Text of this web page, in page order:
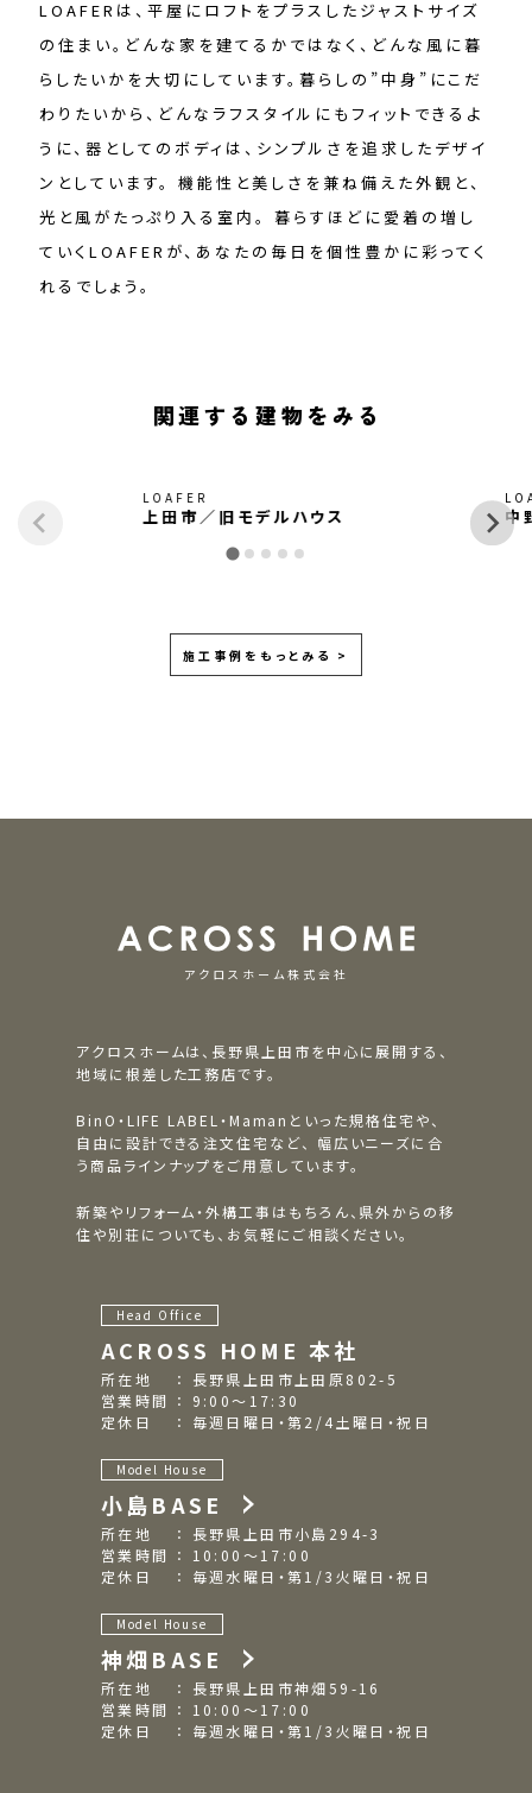
LOAFERは、平屋にロフトをプラスしたジャストサイズ
の住まい。どんな家を建てるかではなく、どんな風に暮
らしたいかを大切にしています。暮らしの”中身”にこだ
わりたいから、どんなラフスタイルにもフィットできるよ
うに、器としてのボディは、シンプルさを追求したデザイ
ンとしています。 機能性と美しさを兼ね備えた外観と、
光と風がたっぷり入る室内。 暮らすほどに愛着の増し
ていくLOAFERが、あなたの毎日を個性豊かに彩ってく
れるでしょう。
関連する建物をみる
LOAFER
上田市／旧モデルハウス 中
施工事例をもっとみる >
アクロスホーム株式会社
アクロスホームは、長野県上田市を中心に展開する、
地域に根差した工務店です。
BinO・LIFE LABEL・Mamanといった規格住宅や、
自由に設計できる注文住宅など、
幅広いニーズに合
う商品ラインナップをご用意しています。
新築やリフォーム・外構工事はもちろん、県外からの移
住や別荘についても、お気軽にご相談ください。
Head Office
ACROSS HOME 本社
所在地 ： 長野県上田市上田原802-5
営業時間 ： 9:00～17:30
定休日 ： 毎週日曜日・第2/4土曜日・祝日
Model House
小島BASE
所在地 ： 長野県上田市小島294-3
営業時間 ： 10:00～17:00
定休日 ： 毎週水曜日・第1/3火曜日・祝日
Model House
神畑BASE
所在地 ： 長野県上田市神畑59-16
営業時間 ： 10:00～17:00
定休日 ： 毎週水曜日・第1/3火曜日・祝日